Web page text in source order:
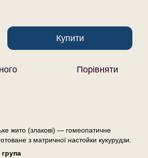
Купити
Порівняти
жито (злакові) — гомеопатичне
з матричної настойки кукурудзи.